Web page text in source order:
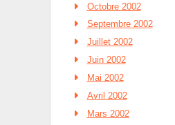
Octobre 2002
Septembre 2002
Juillet 2002
Juin 2002
Mai 2002
Avril 2002
Mars 2002